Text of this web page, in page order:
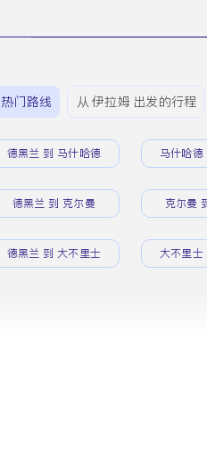
热门路线 从 伊拉姆 出发的行程
德黑兰 到 马什哈德 马什哈德
德黑兰 到 克尔曼 克尔曼
德黑兰 到 大不里士 大不里士